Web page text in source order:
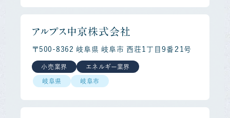
アルプス中京株式会社
〒500-8362 岐阜県 岐阜市 西荘１丁目９番２１号
小売業界 エネルギー業界
岐阜県 岐阜市